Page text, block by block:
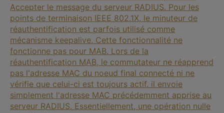
Accepter le message du serveur RADIUS. Pour les
points de terminaison IEEE 802.1X, le minuteur de
réauthentification est parfois utilisé comme
mécanisme keepalive. Cette fonctionnalité ne
fonctionne pas pour MAB. Lors de la
réauthentification MAB, le commutateur ne réapprend
pas l'adresse MAC du noeud final connecté ni ne
vérifie que celui-ci est toujours actif. il envoie
simplement l'adresse MAC précédemment apprise au
serveur RADIUS. Essentiellement, une opération nulle